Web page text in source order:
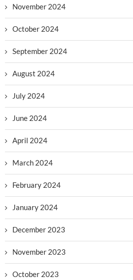
November 2024
October 2024
September 2024
August 2024
July 2024
June 2024
April 2024
March 2024
February 2024
January 2024
December 2023
November 2023
October 2023